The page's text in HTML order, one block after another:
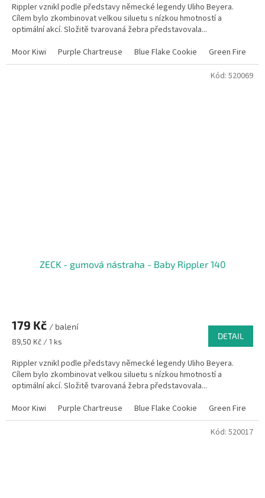
Rippler vznikl podle představy německé legendy Uliho Beyera.
Cílem bylo zkombinovat velkou siluetu s nízkou hmotností a
optimální akcí. Složitě tvarovaná žebra představovala...
Moor Kiwi
Purple Chartreuse Blue Flake Cookie Green Fire
ZECK - gumová nástraha - Baby Rippler 140
179 Kč / balení
Měrná
89,50 Kč / 1 ks
DETAIL
Rippler vznikl podle představy německé legendy Uliho Beyera.
Cílem bylo zkombinovat velkou siluetu s nízkou hmotností a
optimální akcí. Složitě tvarovaná žebra představovala...
Moor Kiwi
Purple Chartreuse Blue Flake Cookie Green Fire
Kód: 520069
Kód: 520017